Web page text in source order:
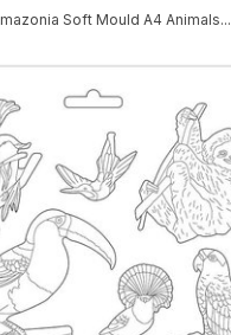
Soft Mould A4 Animals...